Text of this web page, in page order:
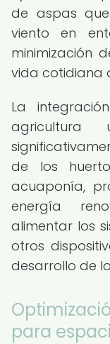
de aspas
viento en
minimización
vida cotidiana
La
agricultura
de los
acuaponía,
energía
alimentar los
otros
desarrollo de
para